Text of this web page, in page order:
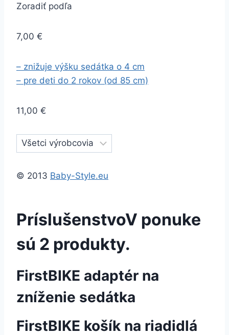
Zoradiť podľa
7,00 €
– znižuje výšku sedátka o 4 cm
– pre deti do 2 rokov (od 85 cm)
11,00 €
© 2013 Baby-Style.eu
PríslušenstvoV ponuke
sú 2 produkty.
FirstBIKE adaptér na
zníženie sedátka
FirstBIKE košík na riadidlá